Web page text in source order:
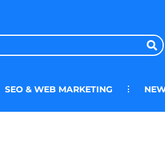
SEO & WEB MARKETING